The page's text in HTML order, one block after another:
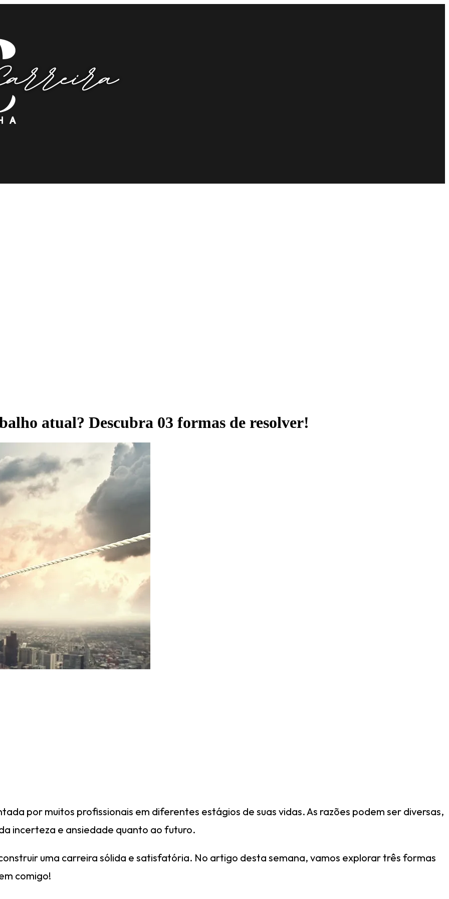
atual? Descubra 03 formas de resolver!
por muitos profissionais em diferentes estágios de suas vidas. As razões podem ser diversas,
incerteza e ansiedade quanto ao futuro.
uma carreira sólida e satisfatória. No artigo desta semana, vamos explorar três formas
comigo!